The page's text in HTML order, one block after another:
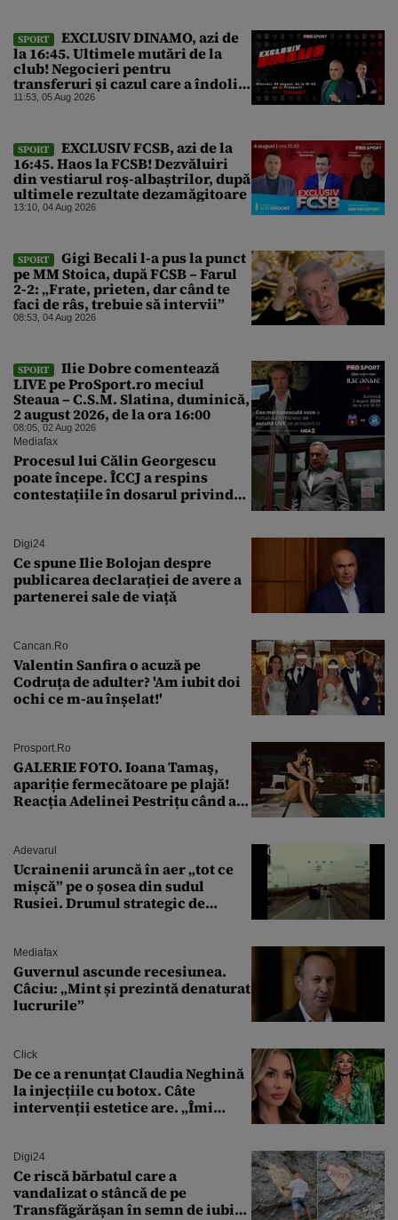
SPORT
EXCLUSIV DINAMO, azi de
la 16:45. Ultimele mutări de la
club! Negocieri pentru
transferuri și cazul care a îndoliat
Dinamo
11:53, 05 Aug 2026
SPORT
EXCLUSIV FCSB, azi de la
16:45. Haos la FCSB! Dezvăluiri
din vestiarul roș-albaștrilor, după
ultimele rezultate dezamăgitoare
13:10, 04 Aug 2026
SPORT
Gigi Becali l-a pus la punct
pe MM Stoica, după FCSB – Farul
2-2: „Frate, prieten, dar când te
faci de râs, trebuie să intervii”
08:53, 04 Aug 2026
SPORT
Ilie Dobre comentează
LIVE pe ProSport.ro meciul
Steaua – C.S.M. Slatina, duminică,
2 august 2026, de la ora 16:00
08:05, 02 Aug 2026
Mediafax
Procesul lui Călin Georgescu
poate începe. ÎCCJ a respins
contestațiile în dosarul privind
Digi24
Ce spune Ilie Bolojan despre
publicarea declarației de avere a
partenerei sale de viață
Cancan.ro
Valentin Sanfira o acuză pe
Codruța de adulter? 'Am iubit doi
ochi ce m-au înșelat!'
Prosport.ro
GALERIE FOTO. Ioana Tamaş,
apariție fermecătoare pe plajă!
Reacția Adelinei Pestrițu când a
Adevarul
Ucrainenii aruncă în aer „tot ce
mișcă” pe o șosea din sudul
Rusiei. Drumul strategic de
Mediafax
Guvernul ascunde recesiunea.
Câciu: „Mint și prezintă denaturat
lucrurile”
Click
De ce a renunțat Claudia Neghină
la injecțiile cu botox. Câte
intervenții estetice are. „Îmi
Digi24
Ce riscă bărbatul care a
vandalizat o stâncă de pe
Transfăgărășan în semn de iubire